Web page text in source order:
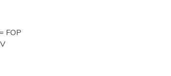
FOP